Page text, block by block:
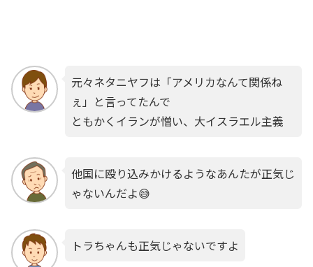
元々ネタニヤフは「アメリカなんて関係ね
ぇ」と言ってたんで
ともかくイランが憎い、大イスラエル主義
他国に殴り込みかけるようなあんたが正気じ
ゃないんだよ😅
トラちゃんも正気じゃないですよ